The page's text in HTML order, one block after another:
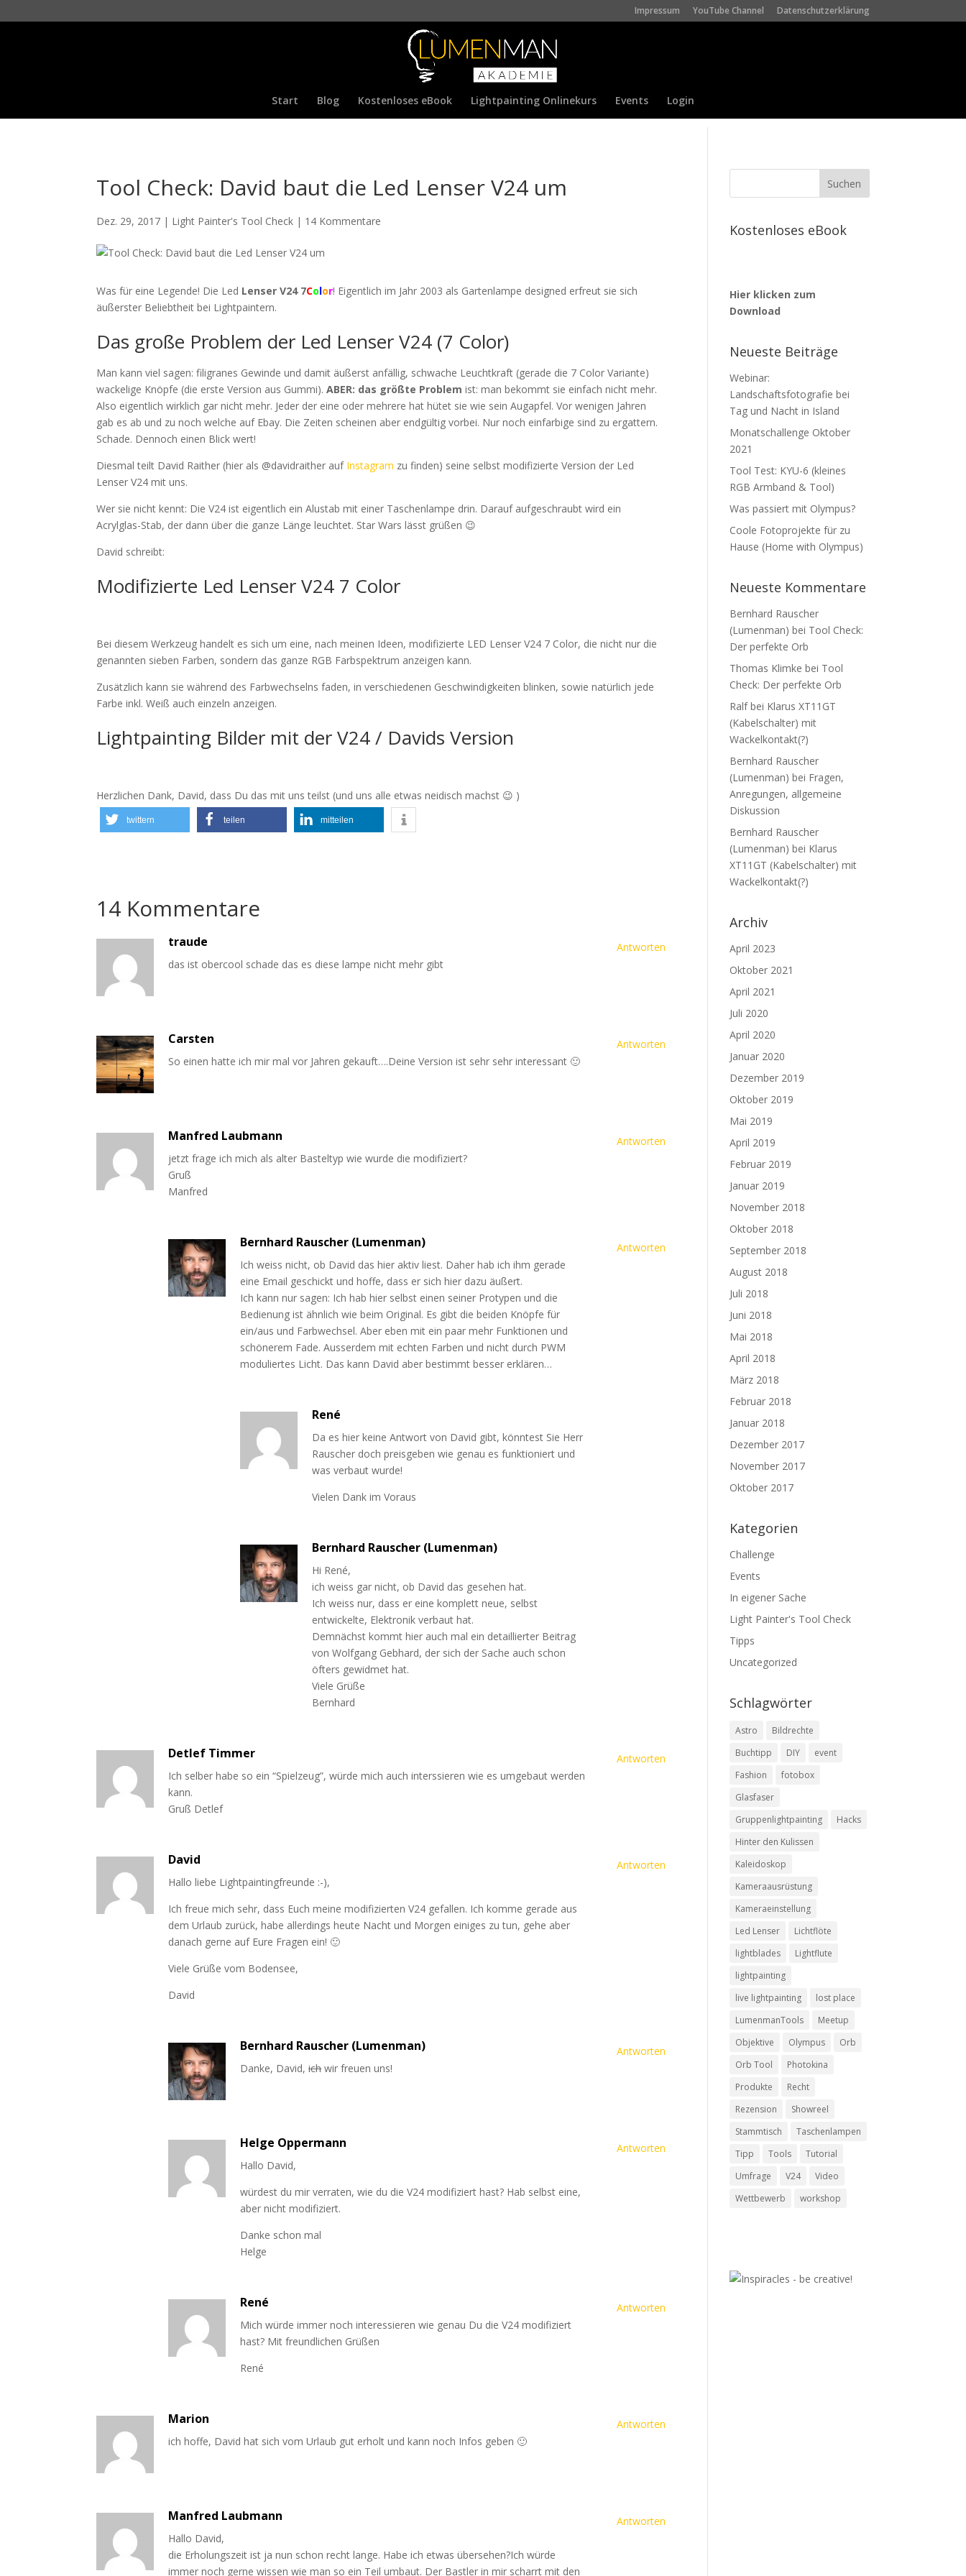
Impressum YouTube Channel Datenschutzerklärung
Start Blog Kostenloses eBook Lightpainting Onlinekurs Events Login
Tool Check: David baut die Led Lenser V24 um
Dez. 29, 2017 | Light Painter's Tool Check | 14 Kommentare
Was für eine Legende! Die Led Lenser V24 7Color! Eigentlich im Jahr 2003 als Gartenlampe designed erfreut sie sich
äußerster Beliebtheit bei Lightpaintern.
Das große Problem der Led Lenser V24 (7 Color)
Man kann viel sagen: filigranes Gewinde und damit äußerst anfällig, schwache Leuchtkraft (gerade die 7 Color Variante)
wackelige Knöpfe (die erste Version aus Gummi).ABER: das größte Problem ist: man bekommt sie einfach nicht mehr.
Also eigentlich wirklich gar nicht mehr. Jeder der eine oder mehrere hat hütet sie wie sein Augapfel. Vor wenigen Jahren
gab es ab und zu noch welche auf Ebay. Die Zeiten scheinen aber endgültig vorbei. Nur noch einfarbige sind zu ergattern.
Schade. Dennoch einen Blick wert!
Diesmal teilt David Raither (hier als @davidraither auf Instagram zu finden) seine selbst modifizierte Version der Led
Lenser V24 mit uns.
Wer sie nicht kennt: Die V24 ist eigentlich ein Alustab mit einer Taschenlampe drin. Darauf aufgeschraubt wird ein
Acrylglas-Stab, der dann über die ganze Länge leuchtet. Star Wars lässt grüßen 😉
David schreibt:
Modifizierte Led Lenser V24 7 Color
Bei diesem Werkzeug handelt es sich um eine, nach meinen Ideen, modifizierte LED Lenser V24 7 Color, die nicht nur die
genannten sieben Farben, sondern das ganze RGB Farbspektrum anzeigen kann.
Zusätzlich kann sie während des Farbwechselns faden, in verschiedenen Geschwindigkeiten blinken, sowie natürlich jede
Farbe inkl. Weiß auch einzeln anzeigen.
Lightpainting Bilder mit der V24 / Davids Version
Herzlichen Dank, David, dass Du das mit uns teilst (und uns alle etwas neidisch machst 😉 )
twittern teilen mitteilen
14 Kommentare
traude
das ist obercool schade das es diese lampe nicht mehr gibt
Antworten
Carsten
So einen hatte ich mir mal vor Jahren gekauft….Deine Version ist sehr sehr interessant 🙂
Antworten
Manfred Laubmann
jetzt frage ich mich als alter Basteltyp wie wurde die modifiziert?
Gruß
Manfred
Antworten
Bernhard Rauscher (Lumenman)
Ich weiss nicht, ob David das hier aktiv liest. Daher hab ich ihm gerade
eine Email geschickt und hoffe, dass er sich hier dazu äußert.
Ich kann nur sagen: Ich hab hier selbst einen seiner Protypen und die
Bedienung ist ähnlich wie beim Original. Es gibt die beiden Knöpfe für
ein/aus und Farbwechsel. Aber eben mit ein paar mehr Funktionen und
schönerem Fade. Ausserdem mit echten Farben und nicht durch PWM
moduliertes Licht. Das kann David aber bestimmt besser erklären…
Antworten
René
Da es hier keine Antwort von David gibt, könntest Sie Herr
Rauscher doch preisgeben wie genau es funktioniert und
was verbaut wurde!
Vielen Dank im Voraus
Bernhard Rauscher (Lumenman)
Hi René,
ich weiss gar nicht, ob David das gesehen hat.
Ich weiss nur, dass er eine komplett neue, selbst
entwickelte, Elektronik verbaut hat.
Demnächst kommt hier auch mal ein detaillierter Beitrag
von Wolfgang Gebhard, der sich der Sache auch schon
öfters gewidmet hat.
Viele Grüße
Bernhard
Detlef Timmer
Ich selber habe so ein “Spielzeug”, würde mich auch interssieren wie es umgebaut werden
kann.
Gruß Detlef
Antworten
David
Hallo liebe Lightpaintingfreunde :-),
Ich freue mich sehr, dass Euch meine modifizierten V24 gefallen. Ich komme gerade aus
dem Urlaub zurück, habe allerdings heute Nacht und Morgen einiges zu tun, gehe aber
danach gerne auf Eure Fragen ein! 🙂
Viele Grüße vom Bodensee,
David
Antworten
Bernhard Rauscher (Lumenman)
Danke, David,ichwir freuen uns!
Antworten
Helge Oppermann
Hallo David,
würdest du mir verraten, wie du die V24 modifiziert hast? Hab selbst eine,
aber nicht modifiziert.
Danke schon mal
Helge
Antworten
René
Mich würde immer noch interessieren wie genau Du die V24 modifiziert
hast? Mit freundlichen Grüßen
René
Antworten
Marion
ich hoffe, David hat sich vom Urlaub gut erholt und kann noch Infos geben 🙂
Antworten
Manfred Laubmann
Hallo David,
die Erholungszeit ist ja nun schon recht lange. Habe ich etwas übersehen?Ich würde
immer noch gerne wissen wie man so ein Teil umbaut. Der Bastler in mir scharrt mit den
Antworten
Kostenloses eBook
Hier klicken zum
Download
Neueste Beiträge
Webinar:
Landschaftsfotografie bei
Tag und Nacht in Island
Monatschallenge Oktober
2021
Tool Test: KYU-6 (kleines
RGB Armband & Tool)
Was passiert mit Olympus?
Coole Fotoprojekte für zu
Hause (Home with Olympus)
Neueste Kommentare
Bernhard Rauscher
(Lumenman) bei Tool Check:
Der perfekte Orb
Thomas Klimke bei Tool
Check: Der perfekte Orb
Ralfbei Klarus XT11GT
(Kabelschalter) mit
Wackelkontakt(?)
Bernhard Rauscher
(Lumenman) bei Fragen,
Anregungen, allgemeine
Diskussion
Bernhard Rauscher
(Lumenman) bei Klarus
XT11GT (Kabelschalter) mit
Wackelkontakt(?)
Archiv
April 2023
Oktober 2021
April 2021
Juli 2020
April 2020
Januar 2020
Dezember 2019
Oktober 2019
Mai 2019
April 2019
Februar 2019
Januar 2019
November 2018
Oktober 2018
September 2018
August 2018
Juli 2018
Juni 2018
Mai 2018
April 2018
März 2018
Februar 2018
Januar 2018
Dezember 2017
November 2017
Oktober 2017
Kategorien
Challenge
Events
In eigener Sache
Light Painter's Tool Check
Tipps
Uncategorized
Schlagwörter
Astro
Bildrechte
Buchtipp
DIY
event
Fashion
fotobox
Glasfaser
Gruppenlightpainting
Hacks
Hinter den Kulissen
Kaleidoskop
Kameraausrüstung
Kameraeinstellung
Led Lenser
Lichtflöte
lightblades
Lightflute
lightpainting
live lightpainting
lost place
LumenmanTools
Meetup
Objektive
Olympus
Orb
Orb Tool
Photokina
Produkte
Recht
Rezension
Showreel
Stammtisch
Taschenlampen
Tipp
Tools
Tutorial
Umfrage
V24
Video
Wettbewerb
workshop